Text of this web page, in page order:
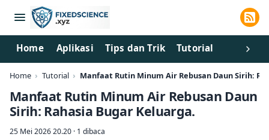
Home Aplikasi Tips dan Trik Tutorial
Home Tutorial Manfaat Rutin Minum Air Rebusan Daun Sirih:
Manfaat Rutin Minum Air Rebusan Daun
Sirih: Rahasia Bugar Keluarga.
25 Mei 2026 20.20 · 1 dibaca